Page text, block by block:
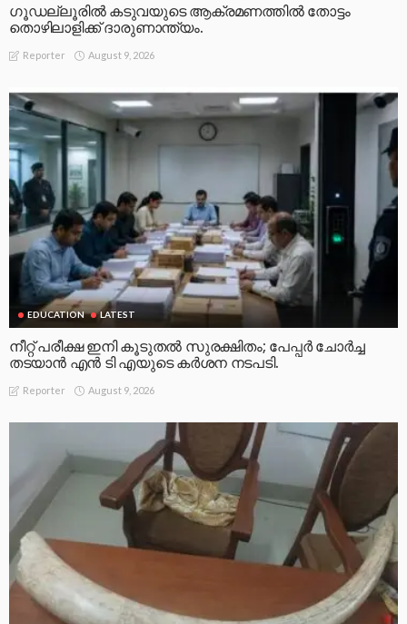
ഗൂഡല്ലൂരിൽ കടുവയുടെ ആക്രമണത്തിൽ തോട്ടം
തൊഴിലാളിക്ക് ദാരുണാന്ത്യം.
Reporter August 9, 2026
EDUCATION LATEST
നീറ്റ് പരീക്ഷ ഇനി കൂടുതൽ സുരക്ഷിതം; പേപ്പർ ചോർച്ച
തടയാൻ എൻ ടി എയുടെ കർശന നടപടി.
Reporter August 9, 2026